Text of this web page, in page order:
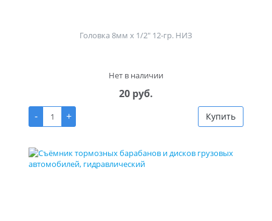
Головка 8мм х 1/2" 12-гр. НИЗ
Нет в наличии
20 руб.
-
+ Купить